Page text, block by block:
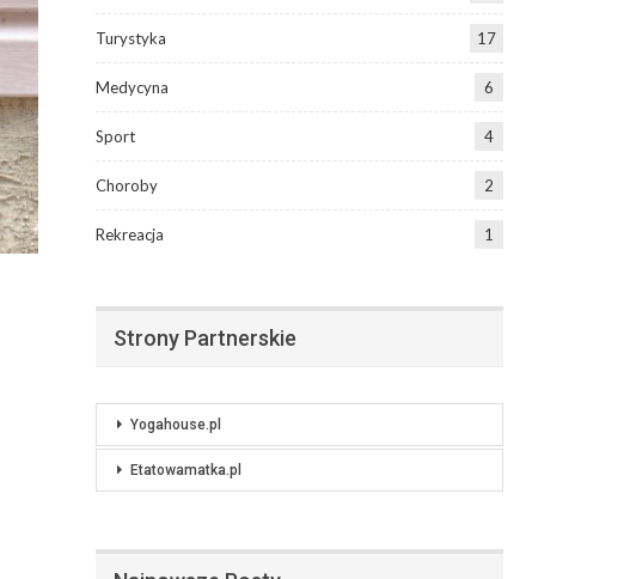
Turystyka 17
Medycyna 6
Sport 4
Choroby 2
Rekreacja 1
Strony Partnerskie
Yogahouse.pl
Etatowamatka.pl